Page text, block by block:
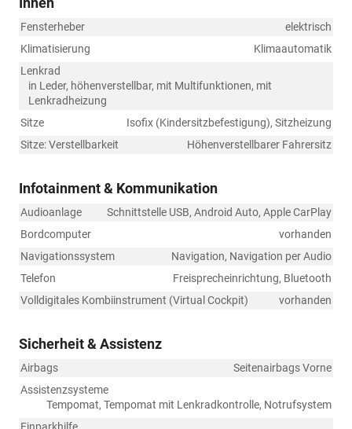
Fensterheber
elektrisch
Klimatisierung
Klimaautomatik
Lenkrad
in Leder, höhenverstellbar, mit Multifunktionen, mit
Lenkradheizung
Sitze
Isofix (Kindersitzbefestigung), Sitzheizung
Sitze: Verstellbarkeit
Höhenverstellbarer Fahrersitz
Infotainment & Kommunikation
Audioanlage
Schnittstelle USB, Android Auto, Apple CarPlay
Bordcomputer
vorhanden
Navigationssystem
Navigation, Navigation per Audio
Telefon
Freisprecheinrichtung, Bluetooth
Volldigitales Kombiinstrument (Virtual Cockpit)
vorhanden
Sicherheit & Assistenz
Airbags
Seitenairbags Vorne
Assistenzsysteme
Tempomat, Tempomat mit Lenkradkontrolle, Notrufsystem
Einparkhilfe